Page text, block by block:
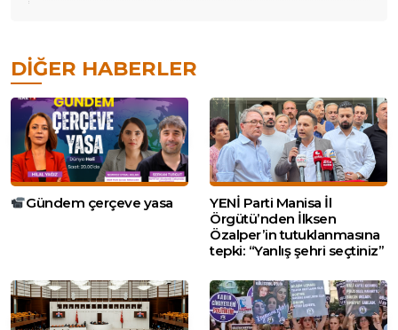
DIĞER HABERLER
Gündem çerçeve yasa
YENİ Parti Manisa İl
Örgütü’nden İlksen
Özalper’in tutuklanmasına
tepki: “Yanlış şehri seçtiniz”